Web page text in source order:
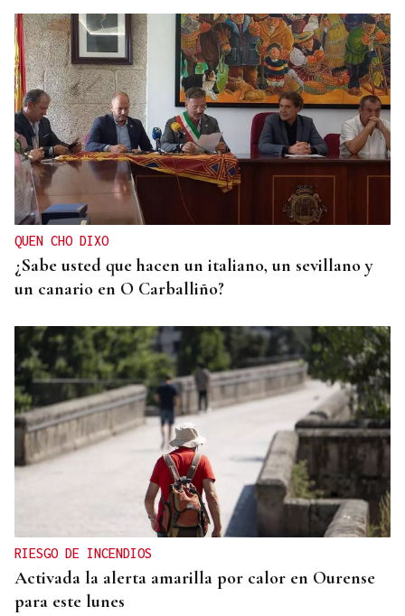
QUEN CHO DIXO
¿Sabe usted que la reina Letizia hizo un guiño a
Ourense en la final del Mundial?
QUEN CHO DIXO
¿Sabe usted que hacen un italiano, un sevillano y
un canario en O Carballiño?
RIESGO DE INCENDIOS
Activada la alerta amarilla por calor en Ourense
para este lunes